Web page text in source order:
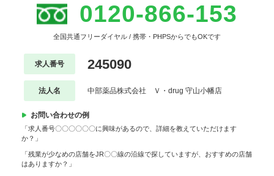
0120-866-153
全国共通フリーダイヤル / 携帯・PHPSからでもOKです
求人番号 245090
法人名 中部薬品株式会社 Ｖ・drug 守山小幡店
お問い合わせの例
「求人番号〇〇〇〇〇〇に興味があるので、詳細を教えていただけます
か？」
「残業が少なめの店舗をJR〇〇線の沿線で探していますが、おすすめの店舗
はありますか？」